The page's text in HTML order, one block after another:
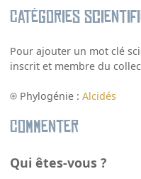
Catégories
Pour ajouter un mot clé
inscrit et membre du
Phylogénie :Alcidés
Commenter
Qui êtes-vous ?